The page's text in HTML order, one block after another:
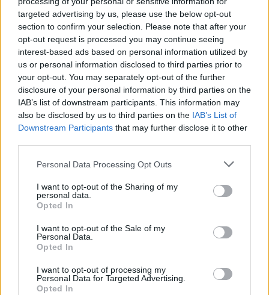
targeted advertising by us, please use the below opt-out
section to confirm your selection. Please note that after your
opt-out request is processed you may continue seeing
interest-based ads based on personal information utilized by
us or personal information disclosed to third parties prior to
your opt-out. You may separately opt-out of the further
disclosure of your personal information by third parties on the
IAB’s list of downstream participants. This information may
also be disclosed by us to third parties on the IAB’s List of
Downstream Participants that may further disclose it to other
Personal Data Processing Opt Outs
I want to opt-out of the Sharing of my
personal data.
Opted In
I want to opt-out of the Sale of my
Personal Data.
Opted In
I want to opt-out of processing my
Personal Data for Targeted Advertising.
Opted In
említés arról is, hogy várhatóan egy hivatalos találkozóra is
sor kerül. Az utat már nem sokkal a választási győzelem
után bejelentette, ám arról...
KEDVES OLVASÓNK!
A keresett cikk a portfolio.hu hírarchívumához
tartozik, melynek olvasása előfizetéses
regisztrációhoz kötött.
Portfolio.hu teljes cikkarchívum
Kötéslisták: BÉT elmúlt 2 év napon belüli
kötéslistái
Előfizetés
MÁR ELŐFIZETŐNK VAGY?BEJELENTKEZÉS